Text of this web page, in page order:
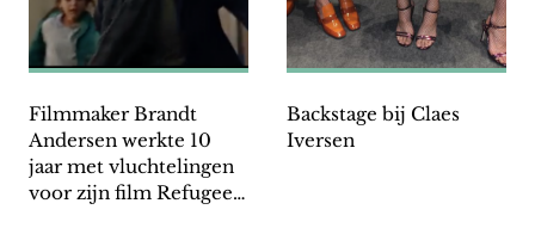
Filmmaker Brandt
Andersen werkte 10
jaar met vluchtelingen
voor zijn film Refugee:
Backstage bij Claes
Iversen